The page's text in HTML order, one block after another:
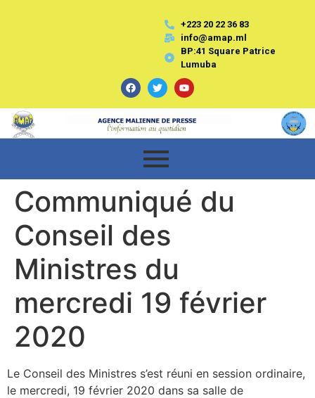
+223 20 22 36 83
info@amap.ml
BP:41 Square Patrice
Lumuba
Communiqué du
Conseil des
Ministres du
mercredi 19 février
2020
Le Conseil des Ministres s’est réuni en session ordinaire,
le mercredi, 19 février 2020 dans sa salle de